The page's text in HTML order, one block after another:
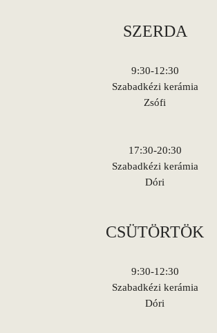
SZERDA
9:30-12:30
Szabadkézi kerámia
Zsófi
17:30-20:30
Szabadkézi kerámia
Dóri
CSÜTÖRTÖK
9:30-12:30
Szabadkézi kerámia
Dóri